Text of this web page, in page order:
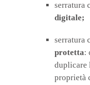
serratura
digitale;
serratura
protetta:
duplicare
proprietà